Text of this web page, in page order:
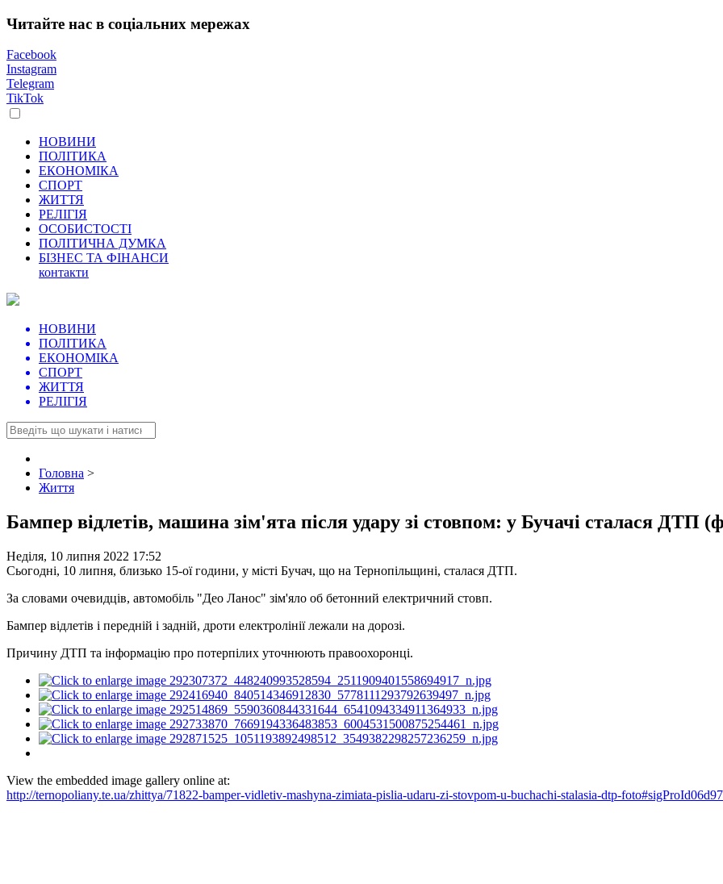
Читайте нас в соціальних мережах
Facebook
Instagram
Telegram
TikTok
НОВИНИ
ПОЛІТИКА
ЕКОНОМІКА
СПОРТ
ЖИТТЯ
РЕЛІГІЯ
ОСОБИСТОСТІ
ПОЛІТИЧНА ДУМКА
БІЗНЕС ТА ФІНАНСИ
контакти
НОВИНИ
ПОЛІТИКА
ЕКОНОМІКА
СПОРТ
ЖИТТЯ
РЕЛІГІЯ
Головна >
Життя
Бампер відлетів, машина зім'ята після удару зі стовпом: у Бучачі сталася ДТП
Неділя, 10 липня 2022 17:52
Сьогодні, 10 липня, близько 15-ої години, у місті Бучач, що на Тернопільщині, сталася ДТП.
За словами очевидців, автомобіль "Део Ланос" зім'яло об бетонний електричний стовп.
Бампер відлетів і передній і задній, дроти електролінії лежали на дорозі.
Причину ДТП та інформацію про потерпілих уточнюють правоохоронці.
View the embedded image gallery online at:
http://ternopoliany.te.ua/zhittya/71822-bamper-vidletiv-mashyna-zimiata-pislia-udaru-zi-stovpom-u-buchachi-stalasia-dtp-